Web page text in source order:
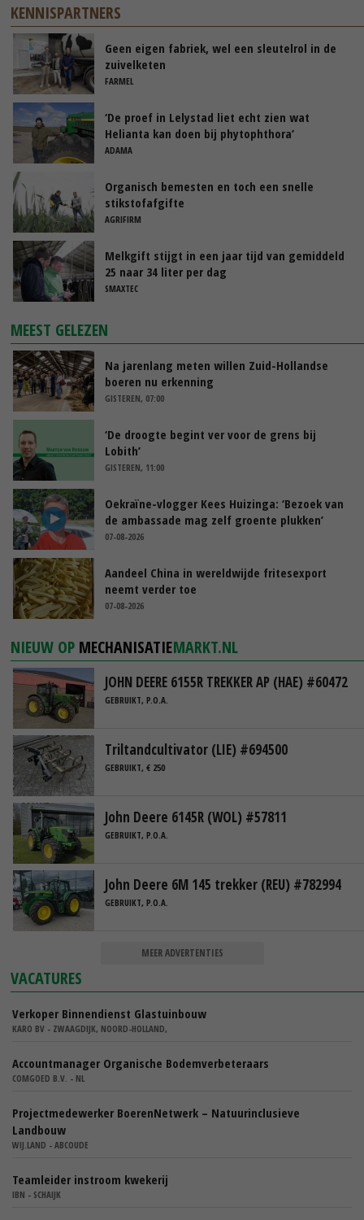
KENNISPARTNERS
Geen eigen fabriek, wel een sleutelrol in de
zuivelketen
FARMEL
‘De proef in Lelystad liet echt zien wat
Helianta kan doen bij phytophthora’
ADAMA
Organisch bemesten en toch een snelle
stikstofafgifte
AGRIFIRM
Melkgift stijgt in een jaar tijd van gemiddeld
25 naar 34 liter per dag
SMAXTEC
MEEST GELEZEN
Na jarenlang meten willen Zuid-Hollandse
boeren nu erkenning
GISTEREN, 07:00
‘De droogte begint ver voor de grens bij
Lobith’
GISTEREN, 11:00
Oekraïne-vlogger Kees Huizinga: ‘Bezoek van
de ambassade mag zelf groente plukken’
07-08-2026
Aandeel China in wereldwijde fritesexport
neemt verder toe
07-08-2026
NIEUW OP MECHANISATIEMARKT.NL
JOHN DEERE 6155R TREKKER AP (HAE) #60472
GEBRUIKT, P.O.A.
Triltandcultivator (LIE) #694500
GEBRUIKT, € 250
John Deere 6145R (WOL) #57811
GEBRUIKT, P.O.A.
John Deere 6M 145 trekker (REU) #782994
GEBRUIKT, P.O.A.
MEER ADVERTENTIES
VACATURES
Verkoper Binnendienst Glastuinbouw
KARO BV - ZWAAGDIJK, NOORD-HOLLAND,
Accountmanager Organische Bodemverbeteraars
COMGOED B.V. - NL
Projectmedewerker BoerenNetwerk – Natuurinclusieve
Landbouw
WIJ.LAND - ABCOUDE
Teamleider instroom kwekerij
IBN - SCHAIJK